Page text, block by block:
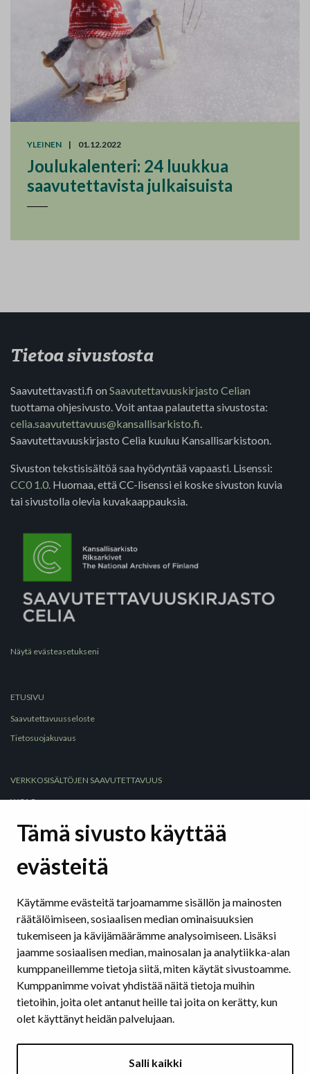
Tämä sivusto käyttää
evästeitä
Käytämme evästeitä tarjoamamme sisällön ja mainosten
räätälöimiseen, sosiaalisen median ominaisuuksien
tukemiseen ja kävijämäärämme analysoimiseen. Lisäksi
jaamme sosiaalisen median, mainosalan ja analytiikka-alan
kumppaneillemme tietoja siitä, miten käytät sivustoamme.
Kumppanimme voivat yhdistää näitä tietoja muihin
tietoihin, joita olet antanut heille tai joita on kerätty, kun
olet käyttänyt heidän palvelujaan.
Salli kaikki
YLEINEN | 01.12.2022
Joulukalenteri: 24 luukkua
saavutettavista julkaisuista
Tietoa sivustosta
Saavutettavasti.fi on Saavutettavuuskirjasto Celian
tuottama ohjesivusto. Voit antaa palautetta sivustosta:
celia.saavutettavuus@kansallisarkisto.fi
Saavutettavuuskirjasto Celia kuuluu Kansallisarkistoon.
Sivuston tekstisisältöä saa hyödyntää vapaasti. Lisenssi:
CC0 1.0. Huomaa, että CC-lisenssi ei koske sivuston kuvia
tai sivustolla olevia kuvakaappauksia.
Näytä evästeasetukseni
ETUSIVU
Saavutettavuusseloste
Tietosuojakuvaus
VERKKOSISÄLTÖJEN SAAVUTETTAVUUS
WCAG
Selkeät rakenteet
Hyödyllisiä sivustoja ja työkaluja
Saavutettavuus sosiaalisessa mediassa
SAAVUTETTAVAT ASIAKIRJAT
Tekstinkäsittelyohjelmat
Esitysohjelmat
Pdf
KUVA JA ÄÄNI
Kuvien vaihtoehtoiset tekstit